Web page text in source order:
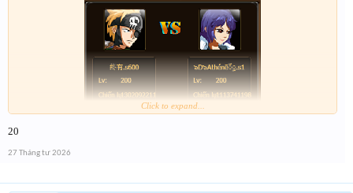
Click to expand...
20
27 Tháng tư 2026